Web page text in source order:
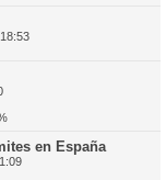
en España